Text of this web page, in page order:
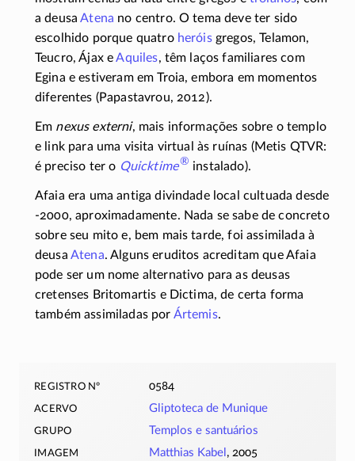
a deusaAtena no centro. O tema deve ter sido
escolhido porque quatro heróisgregos, Telamon,
Teucro, Ájax eAquiles, têm laços familiares com
Egina e estiveram em Troia, embora em momentos
diferentes (Papastavrou, 2012).
Em nexus externi, mais informações sobre o templo
e link para uma visita virtual às ruínas (Metis QTVR:
é preciso ter o Quicktime® instalado).
Afaia era uma antiga divindade local cultuada desde
-2000, aproximadamente. Nada se sabe de concreto
sobre seu mito e, bem mais tarde, foi assimilada à
deusa Atena. Alguns eruditos acreditam que Afaia
pode ser um nome alternativo para as deusas
cretenses Britomartis e Dictima, de certa forma
também assimiladas por Ártemis.
registro nº 0584
acervo Gliptoteca de Munique
grupo Templos e santuários
imagem Matthias Kabel , 2005